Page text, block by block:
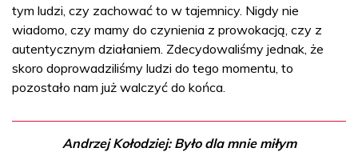
tym ludzi, czy zachować to w tajemnicy. Nigdy nie
wiadomo, czy mamy do czynienia z prowokacją, czy z
autentycznym działaniem. Zdecydowaliśmy jednak, że
skoro doprowadziliśmy ludzi do tego momentu, to
pozostało nam już walczyć do końca.
Andrzej Kołodziej: Było dla mnie miłym